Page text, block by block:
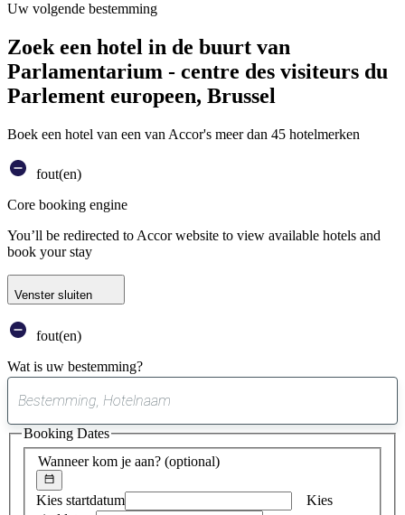
Uw volgende bestemming
Zoek een hotel in de buurt van
Parlamentarium - centre des visiteurs du
Parlement europeen, Brussel
Boek een hotel van een van Accor's meer dan 45 hotelmerken
fout(en)
Core booking engine
You’ll be redirected to Accor website to view available hotels and
book your stay
Venster sluiten
fout(en)
Wat is uw bestemming?
suggestie
gevonden
Wanneer kom je aan? (optional)
Kies startdatum
Kies
Booking Dates